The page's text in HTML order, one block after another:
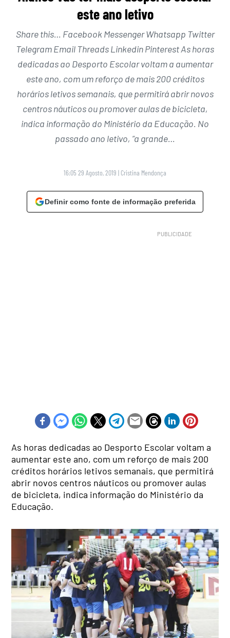
este ano letivo
Share this… Facebook Messenger Whatsapp Twitter
Telegram Email Threads Linkedin Pinterest As horas
dedicadas ao Desporto Escolar voltam a aumentar
este ano, com um reforço de mais 200 créditos
horários letivos semanais, que permitirá abrir novos
centros náuticos ou promover aulas de bicicleta,
indica informação do Ministério da Educação. No
passado ano letivo, “a grande…
16:05 29 Agosto, 2019 | Cristina Mendonça
Definir como fonte de informação preferida
As horas dedicadas ao Desporto Escolar voltam a
aumentar este ano, com um reforço de mais 200
créditos horários letivos semanais, que permitirá
abrir novos centros náuticos ou promover aulas
de bicicleta, indica informação do Ministério da
Educação.